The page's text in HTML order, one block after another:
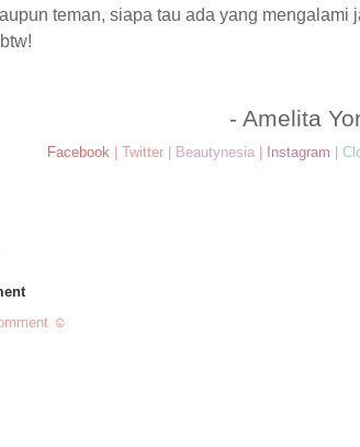
teman, siapa tau ada yang mengalami
- Amelita
Facebook Twitter Beautynesia Instagram
☺